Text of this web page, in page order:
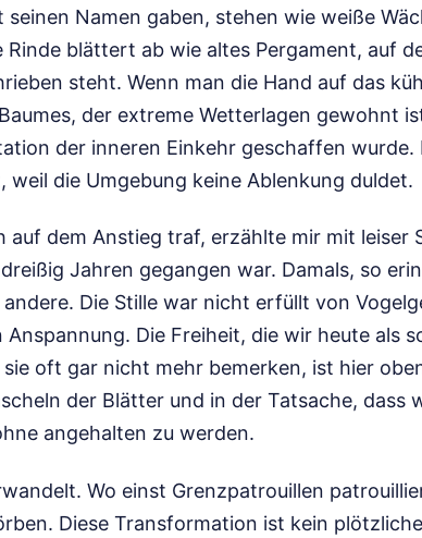
seinen Namen gaben, stehen wie weiße
Rinde blättert ab wie altes Pergament, auf
steht. Wenn man die Hand auf das
der extreme Wetterlagen gewohnt
der inneren Einkehr geschaffen wurde.
weil die Umgebung keine Ablenkung duldet.
auf dem Anstieg traf, erzählte mir mit leiser
Jahren gegangen war. Damals, so
Die Stille war nicht erfüllt von
Die Freiheit, die wir heute als
oft gar nicht mehr bemerken, ist hier
der Blätter und in der Tatsache, dass
angehalten zu werden.
Wo einst Grenzpatrouillen
Diese Transformation ist kein